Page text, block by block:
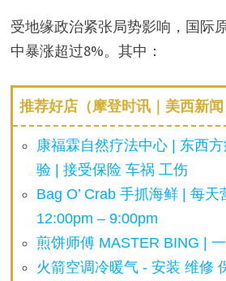
受地缘政治紧张局势影响，国际
中暴涨超过8%。其中：
推荐好店（摩登时讯｜美西新闻
康福霖自然疗法中心 | 东西
验 | 接受保险 车祸 工伤
Bag O’ Crab 手抓海鲜 | 每天
12:00pm – 9:00pm
煎饼师傅 MASTER BING |
火箭空调冷暖气 - 安装 维修